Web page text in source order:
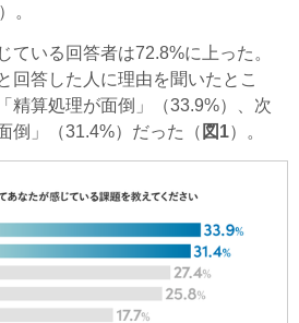
）。
いる回答者は72.8%に上った。
回答した人に理由を聞いたとこ
精算処理が面倒」（33.9%）、次
倒」（31.4%）だった（ 図1）。